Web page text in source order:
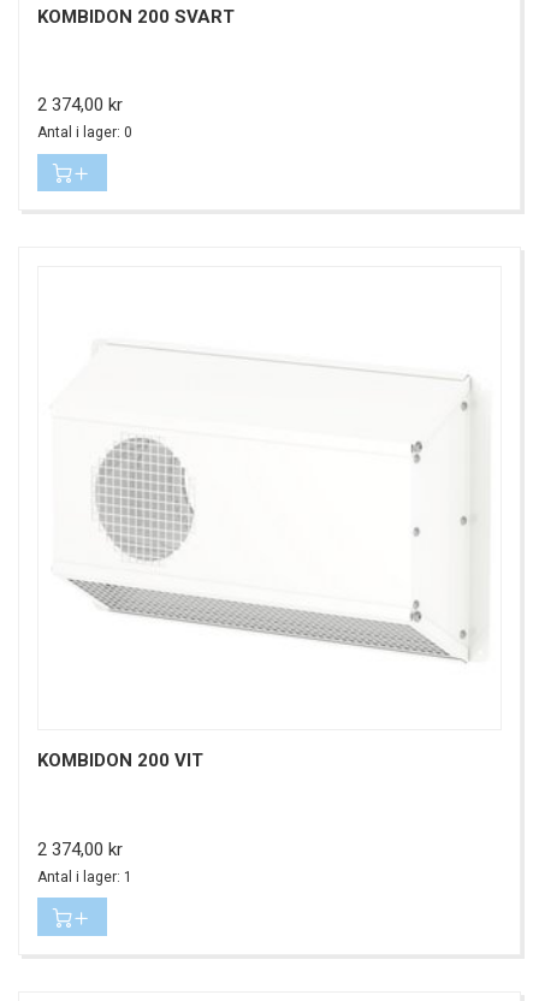
KOMBIDON 200 SVART
Pris
2 374,00 kr
Antal i lager: 0
KOMBIDON 200 VIT
Pris
2 374,00 kr
Antal i lager: 1